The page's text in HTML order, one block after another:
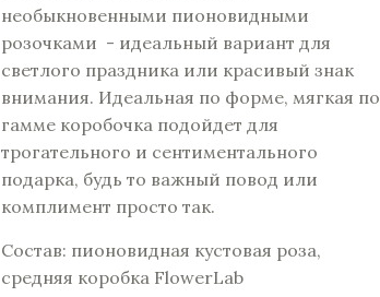
необыкновенными пионовидными
розочками - идеальный вариант для
светлого праздника или красивый знак
внимания. Идеальная по форме, мягкая по
гамме коробочка подойдет для
трогательного и сентиментального
подарка, будь то важный повод или
комплимент просто так.
Состав: пионовидная кустовая роза,
средняя коробка FlowerLab